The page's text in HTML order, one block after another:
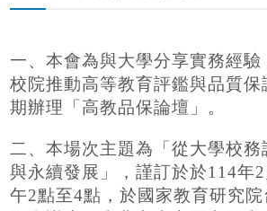
一、本會為與大學分享實務經
校院推動高等教育評鑑與品質保
期辦理「高教品保論壇」。
二、本場次主題為「從大學校務
與永續發展」，謹訂於於114年
午2點至4點，於國家教育研究院